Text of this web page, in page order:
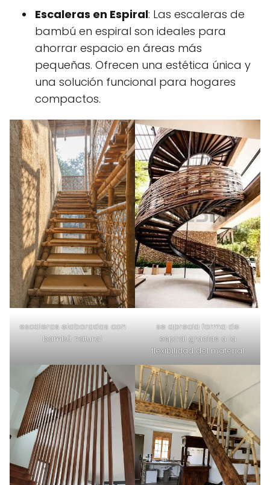
Escaleras en Espiral: Las escaleras de
bambú en espiral son ideales para
ahorrar espacio en áreas más
pequeñas. Ofrecen una estética única y
una solución funcional para hogares
compactos.
escaleras elaboradas con
bambú natural
se aprecia forma de
espiral gracias a la
flexibilidad del material